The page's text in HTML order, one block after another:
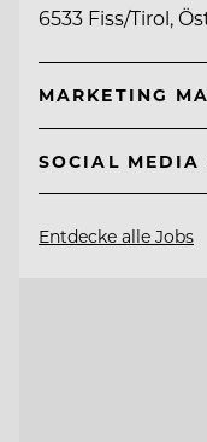
6533 Fiss/Tirol,
MARKETING
SOCIAL
Entdecke alle Jobs